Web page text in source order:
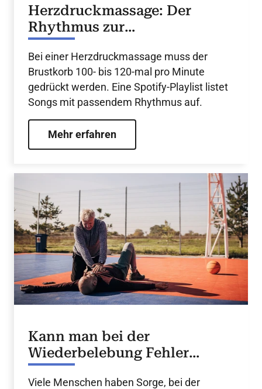
Herzdruckmassage: Der
Rhythmus zur
Wiederbelebung
Bei einer Herzdruckmassage muss der
Brustkorb 100- bis 120-mal pro Minute
gedrückt werden. Eine Spotify-Playlist listet
Songs mit passendem Rhythmus auf.
Mehr erfahren
Kann man bei der
Wiederbelebung Fehler
machen?
Viele Menschen haben Sorge, bei der